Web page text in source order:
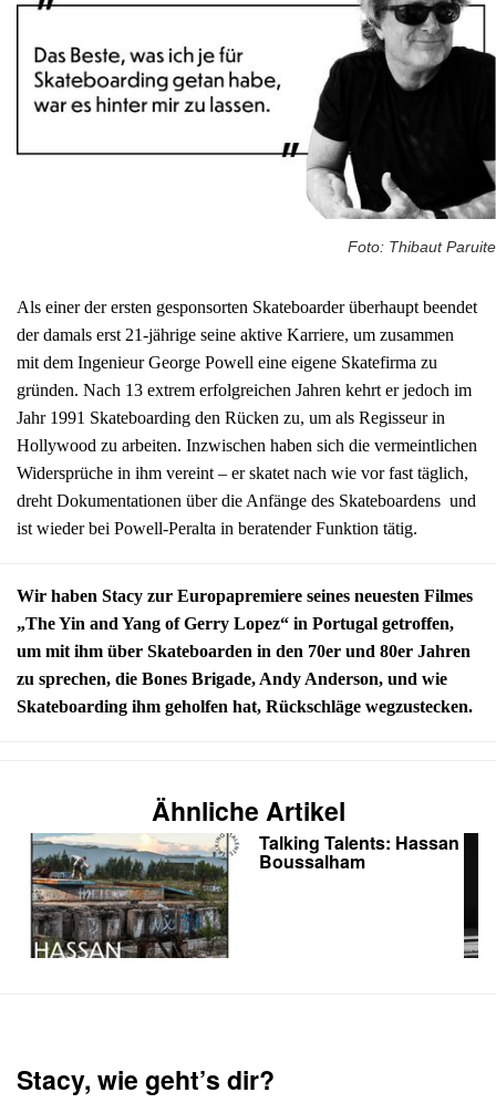
Foto: Thibaut Paruite
Als einer der ersten gesponsorten Skateboarder überhaupt beendet
der damals erst 21-jährige seine aktive Karriere, um zusammen
mit dem Ingenieur George Powell eine eigene Skatefirma zu
gründen. Nach 13 extrem erfolgreichen Jahren kehrt er jedoch im
Jahr 1991 Skateboarding den Rücken zu, um als Regisseur in
Hollywood zu arbeiten. Inzwischen haben sich die vermeintlichen
Widersprüche in ihm vereint – er skatet nach wie vor fast täglich,
dreht Dokumentationen über die Anfänge des Skateboardens und
ist wieder bei Powell-Peralta in beratender Funktion tätig.
Wir haben Stacy zur Europapremiere seines neuesten Filmes
„The Yin and Yang of Gerry Lopez“ in Portugal getroffen,
um mit ihm über Skateboarden in den 70er und 80er Jahren
zu sprechen, die Bones Brigade, Andy Anderson, und wie
Skateboarding ihm geholfen hat, Rückschläge wegzustecken.
Ähnliche Artikel
Talking Talents: Hassan
Boussalham
Stacy, wie geht’s dir?